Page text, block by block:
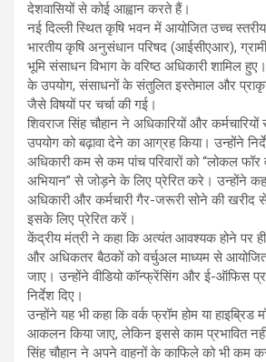
देशवासियों से कोई आह्वान करते हैं।
नई दिल्ली स्थित कृषि भवन में आयोजित उच्च
भारतीय कृषि अनुसंधान परिषद (आईसीएआर),
भूमि संसाधन विभाग के वरिष्ठ अधिकारी शामिल
के उपयोग, संसाधनों के संतुलित इस्तेमाल और
जैसे विषयों पर चर्चा की गई।
शिवराज सिंह चौहान ने अधिकारियों और
उपयोग को बढ़ावा देने का आग्रह किया। उन्होंने
अधिकारी कम से कम पांच परिवारों को “लोकल
अभियान” से जोड़ने के लिए प्रेरित करे। उन्होंने
अधिकारी और कर्मचारी गैर-जरूरी सोने की खरीद
इसके लिए प्रेरित करें।
केंद्रीय मंत्री ने कहा कि अत्यंत आवश्यक होने पर ही
और अधिकतर बैठकों को वर्चुअल माध्यम से
जाए। उन्होंने वीडियो कॉन्फ्रेंसिंग और ई-ऑफिस
निर्देश दिए।
उन्होंने यह भी कहा कि वर्क फ्रॉम होम या
आकलन किया जाए, लेकिन इससे काम प्रभावित नहीं
सिंह चौहान ने अपने वाहनों के काफिले को भी कम